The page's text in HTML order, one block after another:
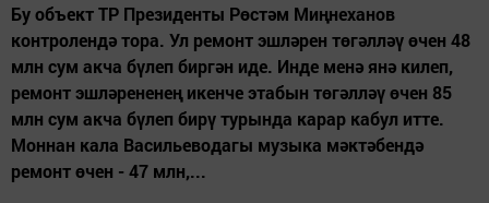
Бу объект ТР Президенты Рөстәм Миңнеханов
контролендә тора. Ул ремонт эшләрен төгәлләү өчен 48
млн сум акча бүлеп биргән иде. Инде менә янә килеп,
ремонт эшләрененең икенче этабын төгәлләү өчен 85
млн сум акча бүлеп бирү турында карар кабул итте.
Моннан кала Васильеводагы музыка мәктәбендә
ремонт өчен - 47 млн,...